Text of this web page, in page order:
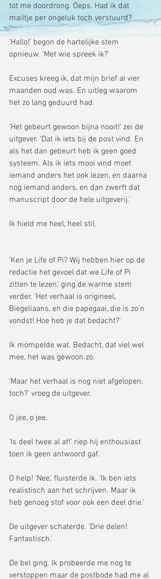
tot me doordrong. Oeps. Had ik dat
mailtje per ongeluk toch verstuurd?
‘Hallo!’ begon de hartelijke stem
opnieuw. ‘Met wie spreek ik?’
Excuses kreeg ik, dat mijn brief al vier
maanden oud was. En uitleg waarom
het zo lang geduurd had.
‘Het gebeurt gewoon bijna nooit!’ zei de
uitgever. ‘Dat ik iets bij de post vind. En
als het dan gebeurt heb ik geen goed
systeem. Als ik iets mooi vind moet
iemand anders het ook lezen, en daarna
nog iemand anders, en dan zwerft dat
manuscript door de hele uitgeverij.’
Ik hield me heel, heel stil.
‘Ken je Life of Pi? Wij hebben hier op de
redactie het gevoel dat we Life of Pi
zitten te lezen,’ ging de warme stem
verder. ‘Het verhaal is origineel,
Biegeliaans, en die papegaai, die is zo’n
vondst! Hoe heb je dat bedacht?’
Ik mompelde wat. Bedacht, dat viel wel
mee, het was gewoon zo.
‘Maar het verhaal is nog niet afgelopen,
toch?’ vroeg de uitgever.
O jee, o jee.
‘Is deel twee al af!’ riep hij enthousiast
toen ik geen antwoord gaf.
O help! ‘Nee,’ fluisterde ik. ‘Ik ben iets
realistisch aan het schrijven. Maar ik
heb genoeg stof voor ook een deel drie.’
De uitgever schaterde. ‘Drie delen!
Fantastisch.’
De bel ging. Ik probeerde me nog te
verstoppen maar de postbode had me al